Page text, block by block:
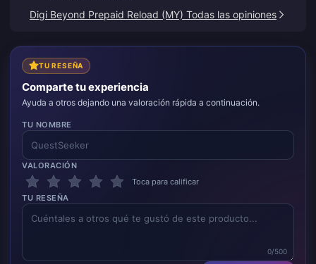
Digi Beyond Prepaid Reload (MY) Todas las opiniones
TU RESEÑA
Comparte tu experiencia
Ayuda a otros dejando una valoración rápida a continuación.
TU NOMBRE
VALORACIÓN
Toca para calificar
TU RESEÑA
0/500